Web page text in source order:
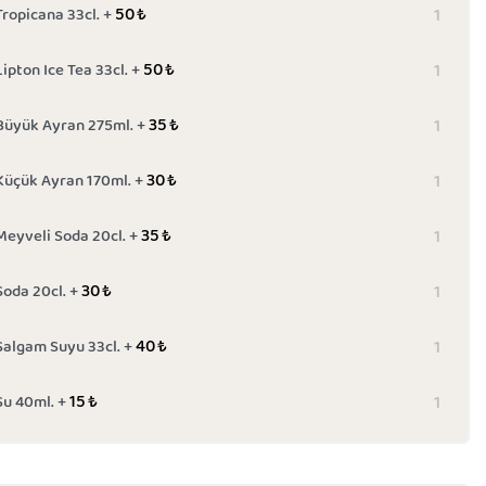
33cl. +50₺
Ice Tea 33cl. +50₺
Ayran 275ml. +35₺
Ayran 170ml. +30₺
Soda 20cl. +35₺
20cl. +30₺
Suyu 33cl. +40₺
40ml. +15₺